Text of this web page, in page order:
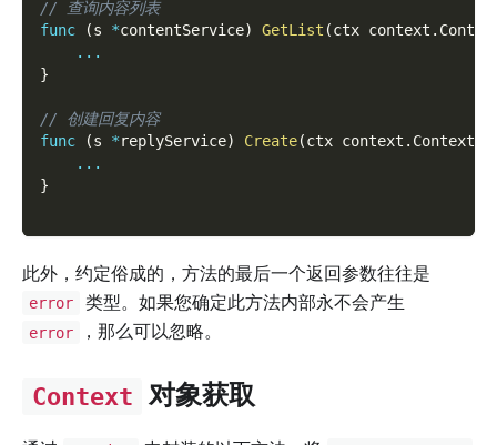
// 查询内容列表
func
(s *contentService) GetList (ctx context .
...
}
// 创建回复内容
func
(s *replyService) Create(ctx context . Context
...
}
此外，约定俗成的，方法的最后一个返回参数往往是
error 类型。如果您确定此方法内部永不会产生
error ，那么可以忽略。
Context 对象获取